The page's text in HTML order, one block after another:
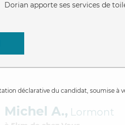
Dorian apporte ses services de
déclarative du candidat, soumise à
Michel A., Lormont